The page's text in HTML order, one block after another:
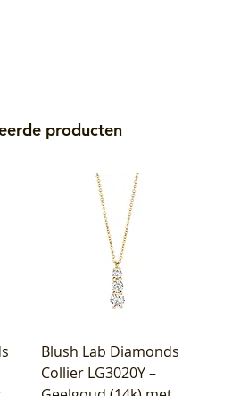
producten
Blush Lab Diamonds
Collier LG3020Y –